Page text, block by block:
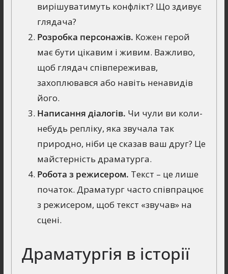
вирішуватимуть конфлікт? Що здивує
глядача?
Розробка персонажів. Кожен герой
має бути цікавим і живим. Важливо,
щоб глядач співпереживав,
захоплювався або навіть ненавидів
його.
Написання діалогів. Чи чули ви коли-
небудь репліку, яка звучала так
природно, ніби це сказав ваш друг? Це
майстерність драматурга.
Робота з режисером. Текст – це лише
початок. Драматург часто співпрацює
з режисером, щоб текст «звучав» на
сцені.
Драматургія в історії